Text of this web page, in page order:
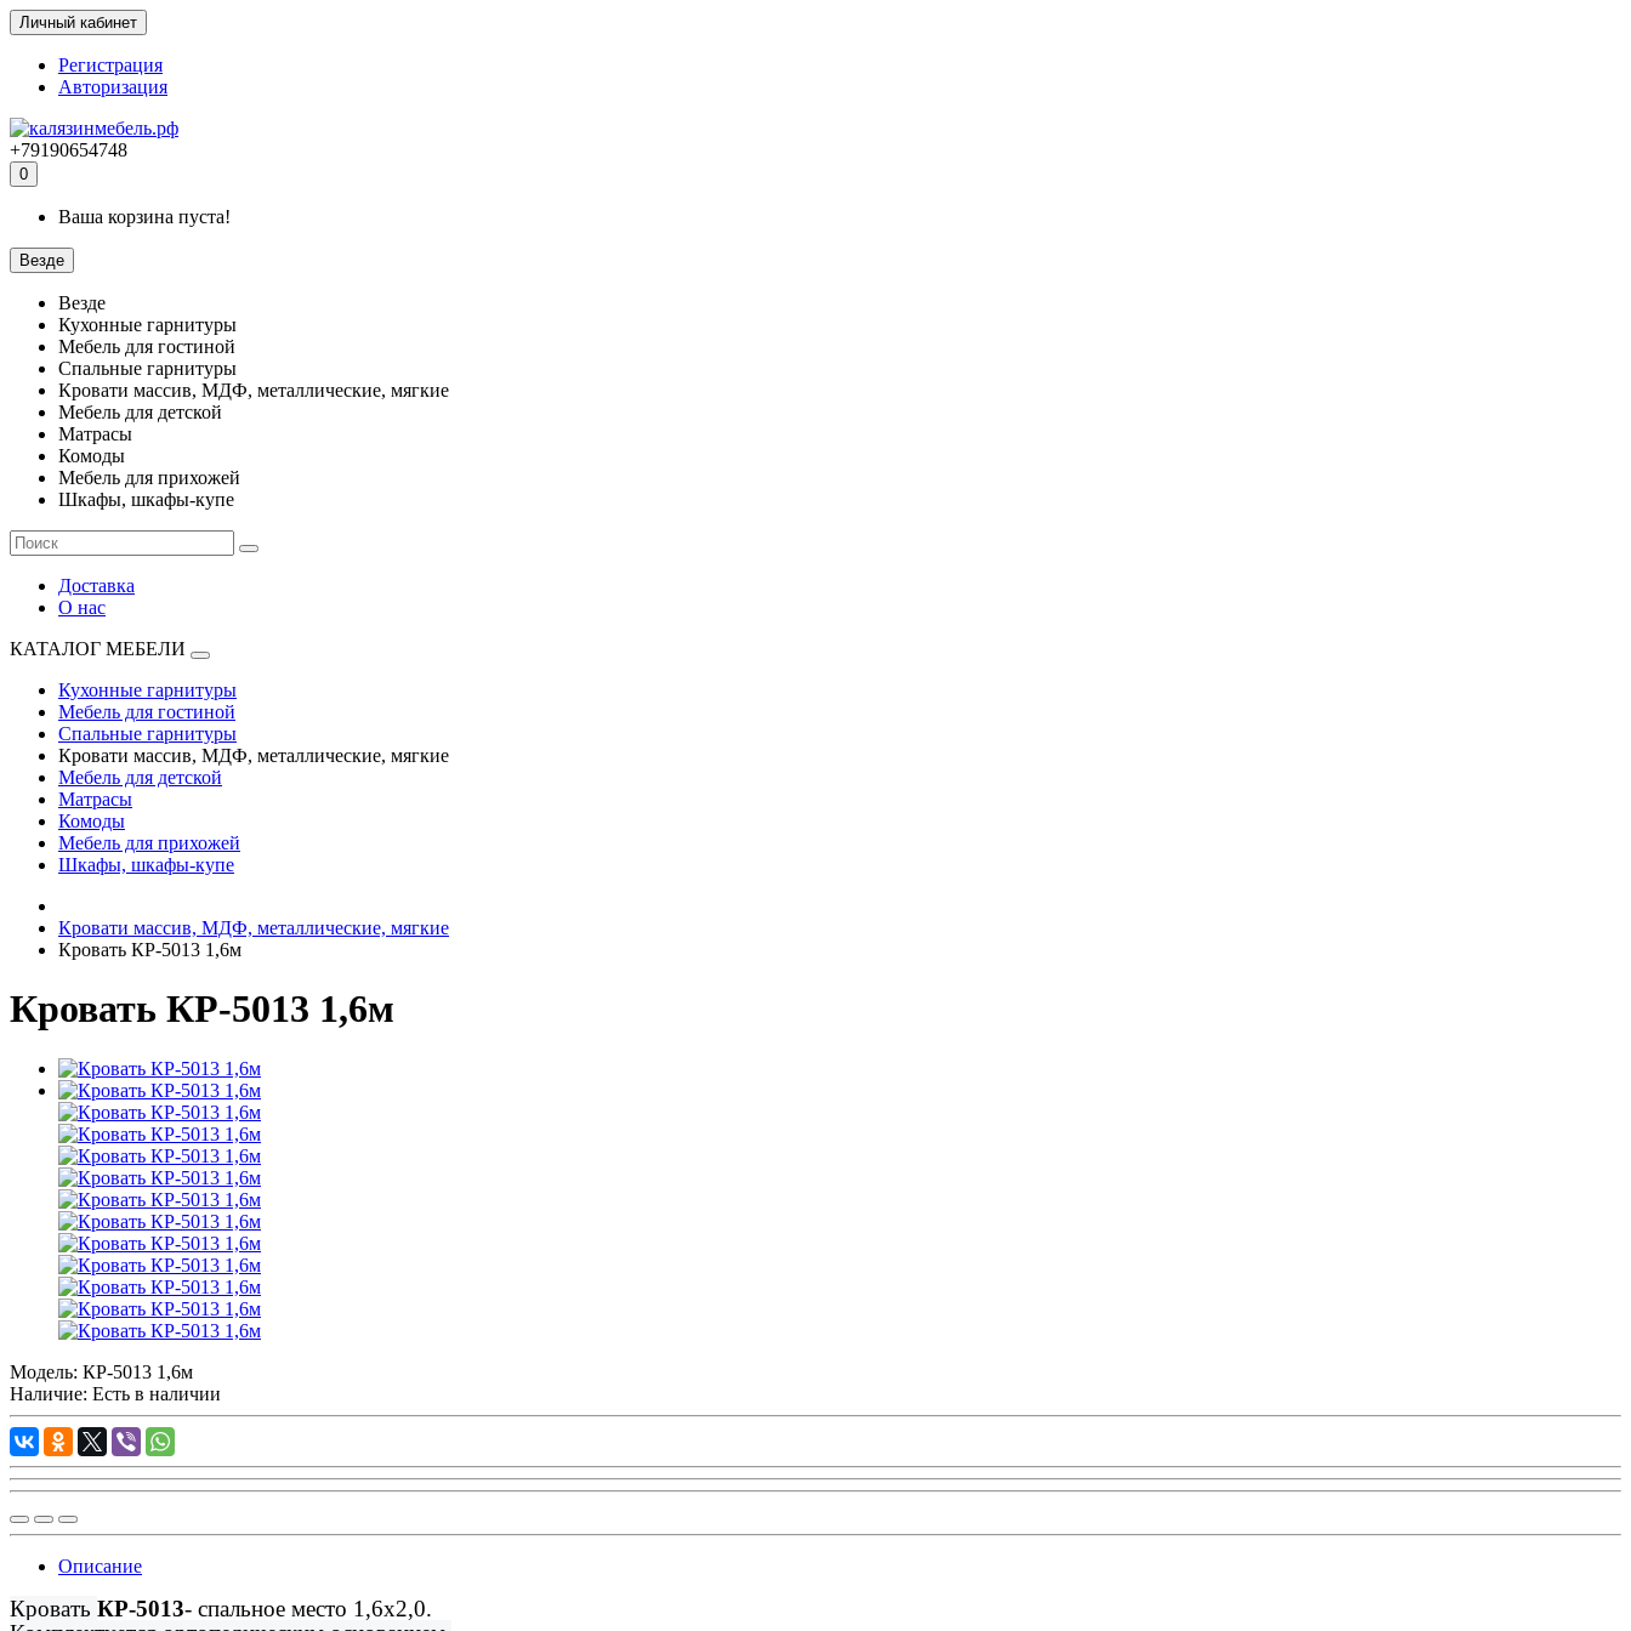
Личный кабинет
Регистрация
Авторизация
+79190654748
0
Ваша корзина пуста!
Везде
Везде
Кухонные гарнитуры
Мебель для гостиной
Спальные гарнитуры
Кровати массив, МДФ, металлические, мягкие
Мебель для детской
Матрасы
Комоды
Мебель для прихожей
Шкафы, шкафы-купе
Доставка
О нас
КАТАЛОГ МЕБЕЛИ
Кухонные гарнитуры
Мебель для гостиной
Спальные гарнитуры
Кровати массив, МДФ, металлические, мягкие
Мебель для детской
Матрасы
Комоды
Мебель для прихожей
Шкафы, шкафы-купе
Кровати массив, МДФ, металлические, мягкие
Кровать КР-5013 1,6м
Кровать КР-5013 1,6м
Модель: КР-5013 1,6м
Наличие: Есть в наличии
Описание
Кровать КР-5013- спальное место 1,6х2,0.